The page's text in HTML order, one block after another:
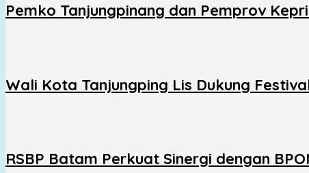
Pemko Tanjungpinang dan Pemprov
Wali Kota Tanjungping Lis Dukung
RSBP Batam Perkuat Sinergi dengan